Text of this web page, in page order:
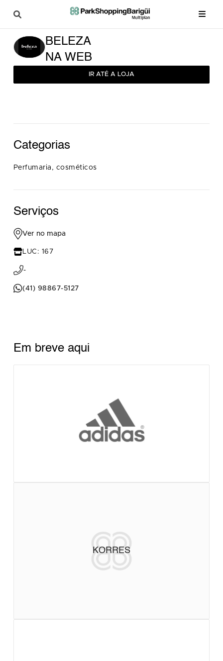
BELEZA
NA WEB
IR ATÉ A LOJA
Categorias
Perfumaria, cosméticos
Serviços
Ver no mapa
LUC: 167
-
(41) 98867-5127
Em breve aqui
KORRES